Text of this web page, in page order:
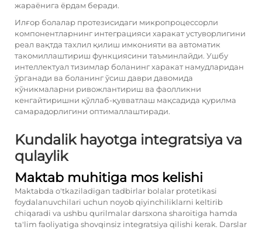
жараёнига ёрдам беради.
Илғор болалар протезисидаги микропроцессорли
компонентларнинг интеграцияси харакат устуворлигини
реал вақтда тахлил қилиш имконияти ва автоматик
такомиллаштириш функциясини таъминлайди. Ушбу
интеллектуал тизимлар боланинг харакат намудларидан
ўрганади ва боланинг ўсиш даври давомида
кўникмаларни ривожлантириш ва фаолликни
кенгайтиришни қўллаб-қувватлаш мақсадида қурилма
самарадорлигини оптималлаштиради.
Kundalik hayotga integratsiya va
qulaylik
Maktab muhitiga mos kelishi
Maktabda o'tkaziladigan tadbirlar bolalar protetikasi
foydalanuvchilari uchun noyob qiyinchiliklarni keltirib
chiqaradi va ushbu qurilmalar darsxona sharoitiga hamda
ta'lim faoliyatiga shovqinsiz integratsiya qilishi kerak. Darslar